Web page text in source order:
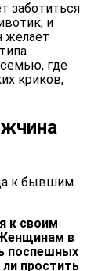
заботиться
и
желает
где
криков,
к бывшим
к своим
в
поспешных
простить